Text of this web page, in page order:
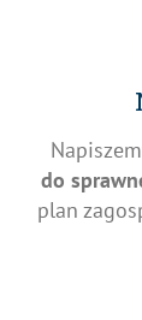
do
plan